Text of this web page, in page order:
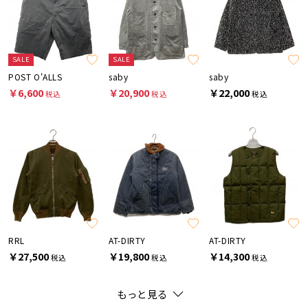
SALE
POST O'ALLS
￥6,600税込
SALE
saby
￥20,900税込
saby
￥22,000税込
RRL
￥27,500税込
AT-DIRTY
￥19,800税込
AT-DIRTY
￥14,300税込
もっと見る